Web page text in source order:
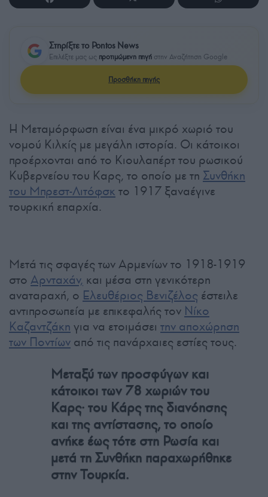
Στηρίξτε το Pontos News
Επιλέξτε μας ως προτιμώμενη πηγή στην Αναζήτηση Google
Προσθήκη πηγής
Η Μεταμόρφωση είναι ένα μικρό χωριό του
νομού Κιλκίς με μεγάλη ιστορία. Οι κάτοικοι
προέρχονται από το Κιουλαπέρτ του ρωσικού
Κυβερνείου του Καρς, το οποίο με τη Συνθήκη
του Μπρεστ-Λιτόφσκ το 1917 ξαναέγινε
τουρκική επαρχία.
Μετά τις σφαγές των Αρμενίων το 1918-1919
στο Αρνταχάν, και μέσα στη γενικότερη
αναταραχή, ο Ελευθέριος Βενιζέλος έστειλε
αντιπροσωπεία με επικεφαλής τον Νίκο
Καζαντζάκη για να ετοιμάσει την αποχώρηση
των Ποντίων από τις πανάρχαιες εστίες τους.
Μεταξύ των προσφύγων και
κάτοικοι των 78 χωριών του
Καρς· του Κάρς της διανόησης
και της αντίστασης, το οποίο
ανήκε έως τότε στη Ρωσία και
μετά τη Συνθήκη παραχωρήθηκε
στην Τουρκία.